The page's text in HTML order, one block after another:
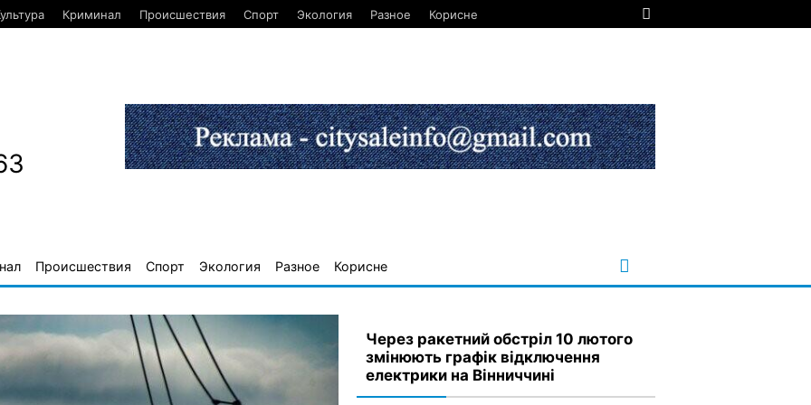
Криминал Происшествия Спорт Экология Разное Корисне
Происшествия Спорт Экология Разное Корисне
Через ракетний обстріл 10 лютого
змінюють графік відключення
електрики на Вінниччині